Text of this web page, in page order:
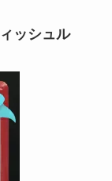
ッシュル